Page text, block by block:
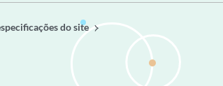
do site